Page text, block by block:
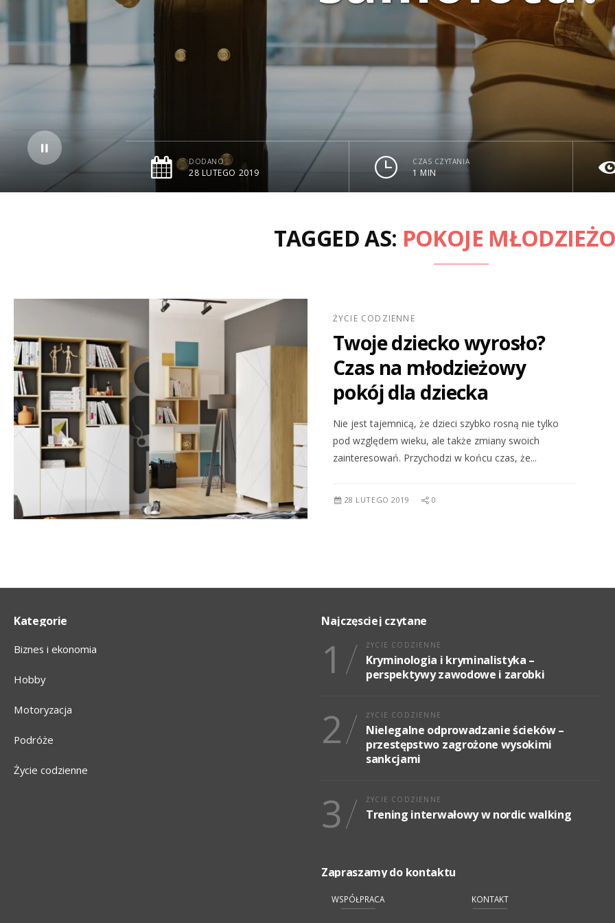
DODANO
28 LUTEGO 2019
CZAS CZYTANIA
1 MIN
TAGGED AS: POKOJE
ŻYCIE CODZIENNE
Twoje dziecko wyrosło?
Czas na młodzieżowy
pokój dla dziecka
Nie jest tajemnicą, że dzieci szybko rosną nie tylko
pod względem wieku, ale także zmiany swoich
zainteresowań. Przychodzi w końcu czas, że...
28 LUTEGO 2019 0
Kategorie
Biznes i ekonomia
Hobby
Motoryzacja
Podróże
Życie codzienne
Najczęsciej czytane
1 ŻYCIE CODZIENNE
Kryminologia i kryminalistyka –
perspektywy zawodowe i zarobki
2 ŻYCIE CODZIENNE
Nielegalne odprowadzanie ścieków –
przestępstwo zagrożone wysokimi
sankcjami
3 ŻYCIE CODZIENNE
Trening interwałowy w nordic walking
Zapraszamy do kontaktu
WSPÓŁPRACA KONTAKT